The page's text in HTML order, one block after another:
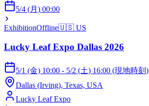
5/4 (月) 00:00
ExhibitionOffline🇺🇸 US
Lucky Leaf Expo Dallas 2026
5/1 (金) 10:00 - 5/2 (土) 16:00 (現地時刻)
Dallas (Irving), Texas, USA
Lucky Leaf Expo